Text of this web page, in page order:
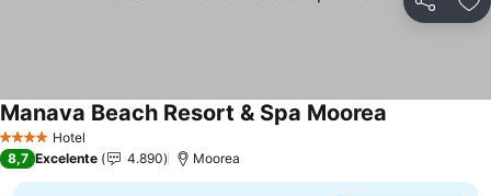
Compartir
4 EstrellasHotel
Manava Beach Resort & Spa Moorea
8,7 Excelente 4.890 Moorea